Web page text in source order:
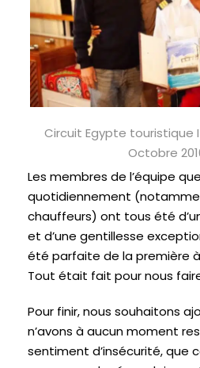
Circuit Egypte touristique
Octobre
Les membres de l’équipe
quotidiennement
chauffeurs) ont tous été
et d’une gentillesse
été parfaite de la première
Tout était fait pour nous
Pour finir, nous souhaitons
n’avons à aucun moment
sentiment d’insécurité, que